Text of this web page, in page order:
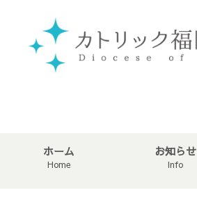
ホーム
Home
お知らせ
Info